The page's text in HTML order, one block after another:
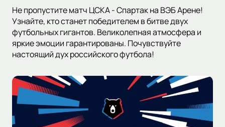
Не пропустите матч ЦСКА - Спартак на ВЭБ Арене!
Узнайте, кто станет победителем в битве двух
футбольных гигантов. Великолепная атмосфера и
яркие эмоции гарантированы. Почувствуйте
настоящий дух российского футбола!